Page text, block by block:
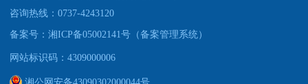
咨询热线：0737-4243120
备案号：湘ICP备05002141号（备案管理系统）
网站标识码：4309000006